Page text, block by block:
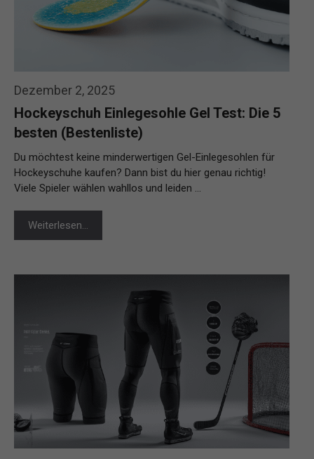
Dezember 2, 2025
Hockeyschuh Einlegesohle Gel Test: Die 5
besten (Bestenliste)
Du möchtest keine minderwertigen Gel-Einlegesohlen für
Hockeyschuhe kaufen? Dann bist du hier genau richtig!
Viele Spieler wählen wahllos und leiden …
Weiterlesen…